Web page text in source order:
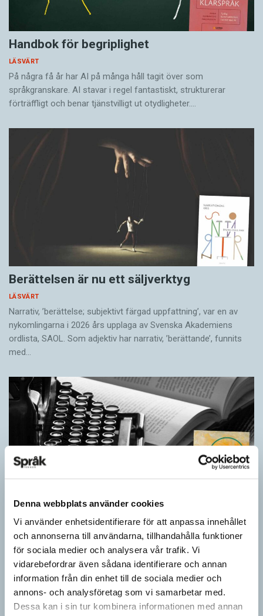
Denna webbplats använder cookies
Vi använder enhetsidentifierare för att anpassa innehållet
och annonserna till användarna, tillhandahålla funktioner
för sociala medier och analysera vår trafik. Vi
vidarebefordrar även sådana identifierare och annan
information från din enhet till de sociala medier och
annons- och analysföretag som vi samarbetar med.
Dessa kan i sin tur kombinera informationen med annan
Handbok för begriplighet
LÄSVÄRT
På några få år har AI på många håll tagit över som
språkgranskare. AI stavar i regel fantastiskt, strukturerar
förträffligt och benar tjänstvilligt ut otydligheter.…
Berättelsen är nu ett säljverktyg
LÄSVÄRT
Narrativ, ’berättelse; subjektivt färgad uppfattning’, var en av
nykomlingarna i 2026 års upplaga av Svenska Akademiens
ordlista, SAOL. Som adjektiv har narrativ, ’berättande’, funnits
med…
Egna tankar om andras skrivande
LÄSVÄRT
I boken Om skrivande slår psykoanalytikern Per Magnus
Johansson följe med författare som August Strindberg,
Katarina Frostenson och Gunnar Ekelöf samt tänkare som
Sigmund Freud,…